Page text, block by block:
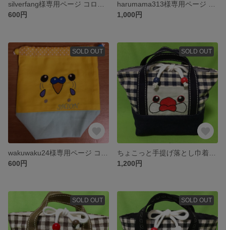
600円
1,000円
SOLD OUT
600円
SOLD OUT
1,200円
SOLD OUT SOLD OUT